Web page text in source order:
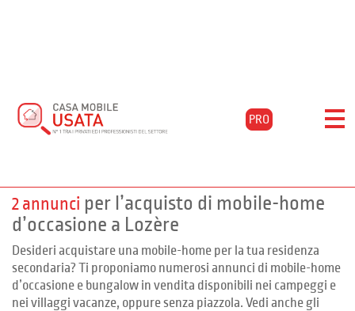
PRO
2 annunci per l’acquisto di mobile-home
d’occasione a Lozère
Desideri acquistare una mobile-home per la tua residenza
secondaria? Ti proponiamo numerosi annunci di mobile-home
d’occasione e bungalow in vendita disponibili nei campeggi e
nei villaggi vacanze, oppure senza piazzola. Vedi anche gli